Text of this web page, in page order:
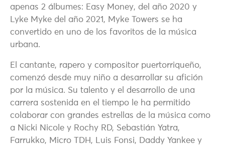
apenas 2 álbumes: Easy Money, del año 2020 y
Lyke Myke del año 2021, Myke Towers se ha
convertido en uno de los favoritos de la música
urbana.
El cantante, rapero y compositor puertorriqueño,
comenzó desde muy niño a desarrollar su afición
por la música. Su talento y el desarrollo de una
carrera sostenida en el tiempo le ha permitido
colaborar con grandes estrellas de la música como
a Nicki Nicole y Rochy RD, Sebastián Yatra,
Farrukko, Micro TDH, Luis Fonsi, Daddy Yankee y